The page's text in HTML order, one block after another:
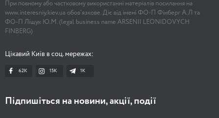
При повному або частковому використанні матеріалів посилання на
www.interesniy.kiev.ua обов'язкове. Діє від імені ФО-П Фінберг А.Л та
ФО-П Ліщук Ю.М. (legal business name ARSENII LEONIDOVYCH
FINBERG)
Цікавий Київ в соц. мережах:
62K 15K 1К
Підпишіться на новини, акції, події